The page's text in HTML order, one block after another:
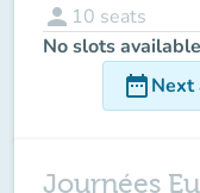
person 10 seats
No slots
date_rangeNext
Journées